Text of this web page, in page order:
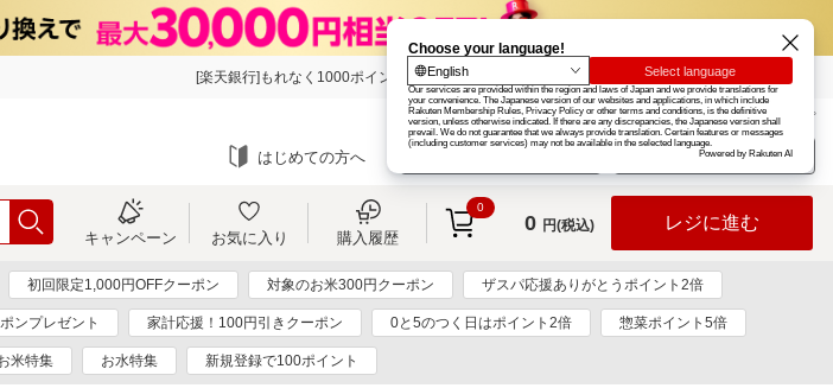
[楽天銀行]もれなく1000ポイント 楽天グループ カード
お知らせ ヘルプ
はじめての方へ ログイン
キャンペーン お気に入り 購入履歴
0
0 円(税込) レジに進む
初回限定1,000円OFFクーポン 対象のお米300円クーポン ザスパ応援ありがとうポイント2倍
ンプレゼント 家計応援！100円引きクーポン 0と5のつく日はポイント2倍 惣菜ポイント5倍
米特集 お水特集 新規登録で100ポイント